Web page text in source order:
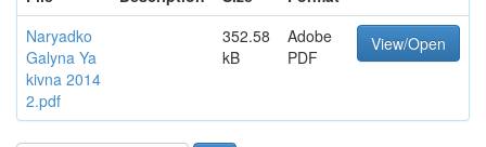
Naryadko
Galyna Ya
kivna 2014
2.pdf
352.58
kB
Adobe
PDF
View/Open